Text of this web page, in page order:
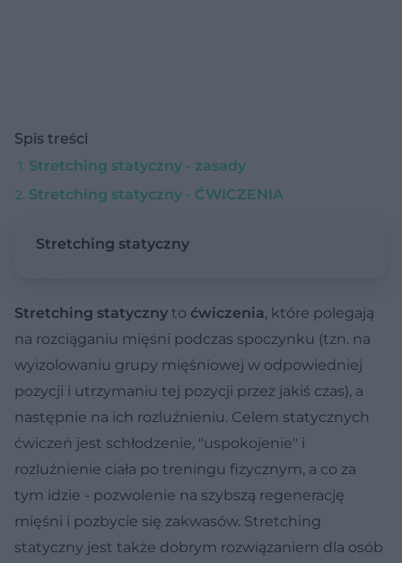
Spis treści
Stretching statyczny - zasady
Stretching statyczny - ĆWICZENIA
Stretching statyczny
Stretching statyczny to ćwiczenia, które polegają
na rozciąganiu mięśni podczas spoczynku (tzn. na
wyizolowaniu grupy mięśniowej w odpowiedniej
pozycji i utrzymaniu tej pozycji przez jakiś czas), a
następnie na ich rozluźnieniu. Celem statycznych
ćwiczeń jest schłodzenie, "uspokojenie" i
rozluźnienie ciała po treningu fizycznym, a co za
tym idzie - pozwolenie na szybszą regenerację
mięśni i pozbycie się zakwasów. Stretching
statyczny jest także dobrym rozwiązaniem dla osób